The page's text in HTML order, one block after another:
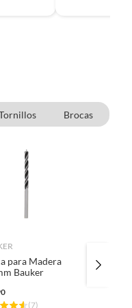
Brocas
para Madera
Bauker
(7)
Tuerca
3/16"